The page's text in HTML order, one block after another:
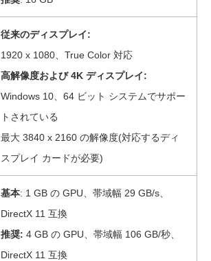
従来のディスプレイ:
1920 x 1080、True Color 対応
高解像度および 4K ディスプレイ:
Windows 10、64 ビット システムでサポー
トされている
最大 3840 x 2160 の解像度(対応するディ
スプレイ カードが必要)
基本: 1 GB の GPU、帯域幅 29 GB/s、
DirectX 11 互換
推奨: 4 GB の GPU、帯域幅 106 GB/秒、
DirectX 11 互換